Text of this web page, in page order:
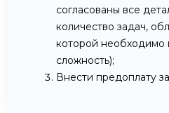
согласованы все
количество задач,
которой необходимо
сложность);
Внести предоплату